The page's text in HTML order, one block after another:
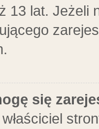
13 lat. Jeżeli
się